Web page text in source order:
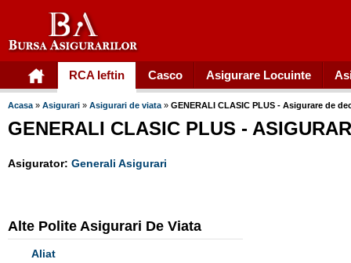
RCA Ieftin Casco Asigurare Locuinte
Acasa » Asigurari » Asigurari de viata » GENERALI CLASIC PLUS - Asigurare de
GENERALI CLASIC PLUS -
Asigurator: Generali Asigurari
Alte Polite Asigurari De Viata
Aliat